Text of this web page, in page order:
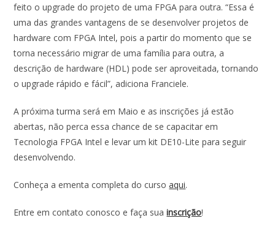
feito o upgrade do projeto de uma FPGA para outra. “Essa é
uma das grandes vantagens de se desenvolver projetos de
hardware com FPGA Intel, pois a partir do momento que se
torna necessário migrar de uma família para outra, a
descrição de hardware (HDL) pode ser aproveitada, tornando
o upgrade rápido e fácil”, adiciona Franciele.
A próxima turma será em Maio e as inscrições já estão
abertas, não perca essa chance de se capacitar em
Tecnologia FPGA Intel e levar um kit DE10-Lite para seguir
desenvolvendo.
Conheça a ementa completa do cursoaqui.
Entre em contato conosco e faça suainscrição!